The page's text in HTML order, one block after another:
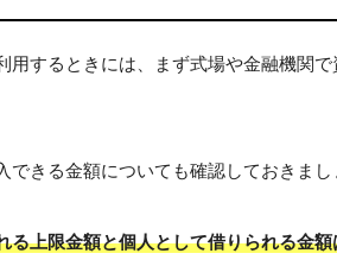
用するときには、まず式場や金融機関
できる金額についても確認しておきまし
る上限金額と個人として借りられる金